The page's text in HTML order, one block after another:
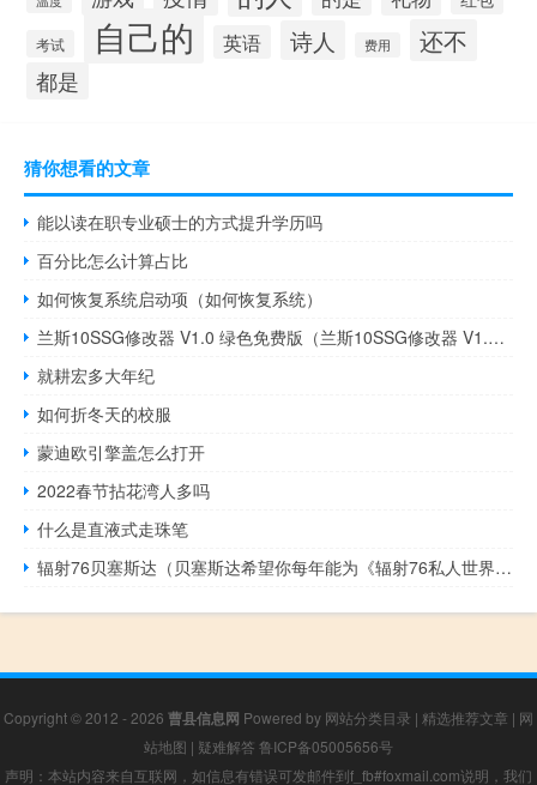
考试 自己的 英语 诗人 费用 还不
都是
猜你想看的文章
能以读在职专业硕士的方式提升学历吗
百分比怎么计算占比
如何恢复系统启动项（如何恢复系统）
兰斯10SSG修改器 V1.0 绿色免费版（兰斯10SSG修改器 V1.0 绿色免费版功能简介）
就耕宏多大年纪
如何折冬天的校服
蒙迪欧引擎盖怎么打开
2022春节拈花湾人多吗
什么是直液式走珠笔
辐射76贝塞斯达（贝塞斯达希望你每年能为《辐射76私人世界》支付100美元）
Copyright © 2012 - 2026 曹县信息网 Powered by 网站分类目录 | 精选推荐文章 | 网
站地图 | 疑难解答 鲁ICP备05005656号
声明：本站内容来自互联网，如信息有错误可发邮件到f_fb#foxmail.com说明，我们